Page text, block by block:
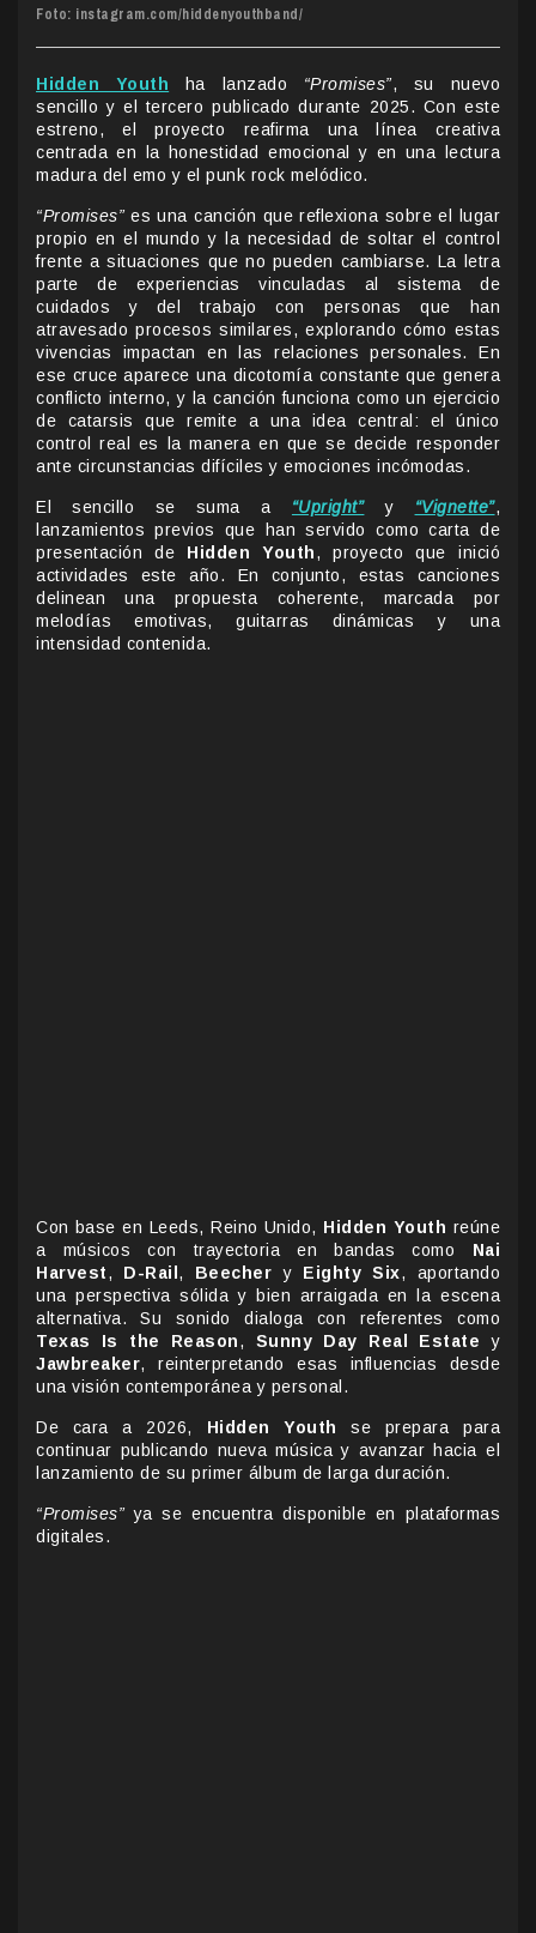
Foto: instagram.com/hiddenyouthband/
Hidden Youth ha lanzado “Promises”, su nuevo
sencillo y el tercero publicado durante 2025. Con este
estreno, el proyecto reafirma una línea creativa
centrada en la honestidad emocional y en una lectura
madura del emo y el punk rock melódico.
“Promises” es una canción que reflexiona sobre el lugar
propio en el mundo y la necesidad de soltar el control
frente a situaciones que no pueden cambiarse. La letra
parte de experiencias vinculadas al sistema de
cuidados y del trabajo con personas que han
atravesado procesos similares, explorando cómo estas
vivencias impactan en las relaciones personales. En
ese cruce aparece una dicotomía constante que genera
conflicto interno, y la canción funciona como un ejercicio
de catarsis que remite a una idea central: el único
control real es la manera en que se decide responder
ante circunstancias difíciles y emociones incómodas.
El sencillo se suma a “Upright”y “Vignette”,
lanzamientos previos que han servido como carta de
presentación de Hidden Youth, proyecto que inició
actividades este año. En conjunto, estas canciones
delinean una propuesta coherente, marcada por
melodías emotivas, guitarras dinámicas y una
intensidad contenida.
Con base en Leeds, Reino Unido, Hidden Youth reúne
a músicos con trayectoria en bandas como Nai
Harvest, D-Rail , Beecher y Eighty Six, aportando
una perspectiva sólida y bien arraigada en la escena
alternativa. Su sonido dialoga con referentes como
Texas Is the Reason, Sunny Day Real Estate y
Jawbreaker, reinterpretando esas influencias desde
una visión contemporánea y personal.
De cara a 2026, Hidden Youth
se prepara para
continuar publicando nueva música y avanzar hacia el
lanzamiento de su primer álbum de larga duración.
“Promises” ya se encuentra disponible en plataformas
digitales.